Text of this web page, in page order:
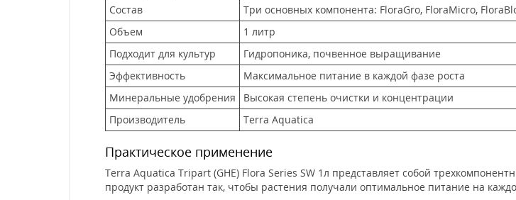
Состав
Три основных компонента: FloraGro, FloraMicro,
Объем
1 литр
Подходит для культур
Гидропоника, почвенное выращивание
Эффективность
Максимальное питание в каждой фазе роста
Минеральные удобрения
Высокая степень очистки и концентрации
Производитель
Terra Aquatica
Практическое применение
Terra Aquatica Tripart (GHE) Flora Series SW 1л представляет собой
продукт разработан так, чтобы растения получали оптимальное питание на